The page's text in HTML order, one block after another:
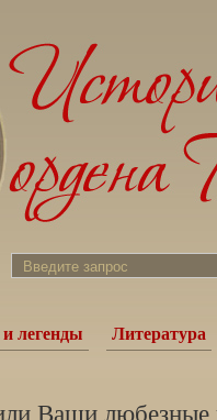
легенды Литература
Ваши любезные